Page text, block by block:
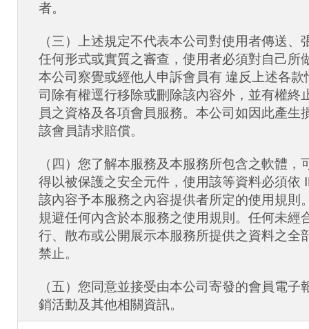
者。
（三）上述規定不代表本公司對使用者傳送、
任何形式或實質之審查，使用者必須對自己所
本公司察覺或經他人申訴會員有 違反上述各
司除有權逕行移除或刪除該內容外，並有權終
員之資格及各項會員服務。本公司如因此產生
該會員請求賠償。
（四）您了解本服務及本服務所包含之軟體，
得以被保護之安全元件，使用該等資料必須依
該內容予本服務之內容提供者所定的使用規則
規避任何內含於本服務之使用規則。任何未經
行、散布或公開展示本服務所提供之資料之全
禁止。
（五）您同意並接受由本公司寄發的會員電子
銷活動及其他相關資訊。